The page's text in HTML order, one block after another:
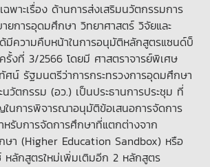
พาะเรื่อง ด้านการส่งเสริมนวัตกรรมการ
ยการอุดมศึกษา วิทยาศาสตร์ วิจัยและ
มีความคืบหน้าในการอนุมัติหลักสูตรแซนด์บ็
รั้งที่ 3/2566 โดยมี ศาสตราจารย์พิเศษ
ศน์ รัฐมนตรีว่าการกระทรวงการอุดมศึกษา
วัตกรรม (อว.) เป็นประธานการประชุม ที่
ในการพิจารณาอนุมัติข้อเสนอการจัดการ
รับการจัดการศึกษาที่แตกต่างจาก
ษา (Higher Education Sandbox) หรือ
ลักสูตรใหม่เพิ่มเติมอีก 2 หลักสูตร